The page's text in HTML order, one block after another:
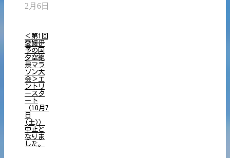
2月6日
＜第1回
愛媛伊
予の国
夕空絶
景マラ
ソン大
会＞エ
ントリ
ースタ
ート
（10月7
日
(土)）
中止と
なりま
した。